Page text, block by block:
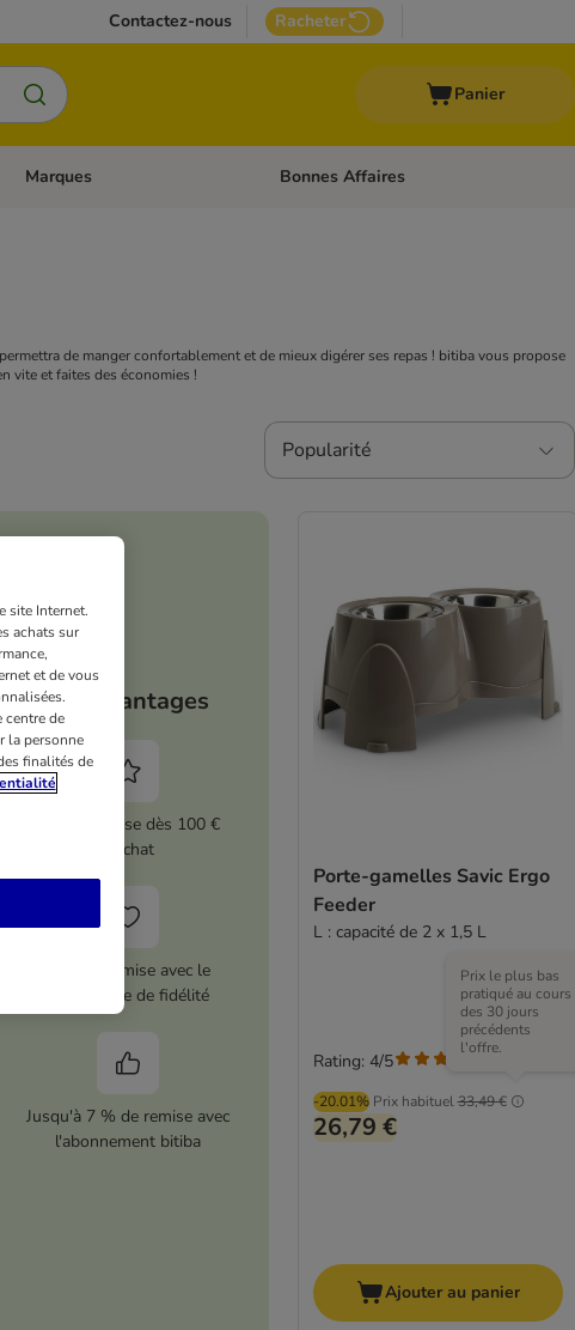
Contactez-nous Racheter
Panier
Dérouler les catégories: Médical
Marques Dérouler les catégories: Marques
Bonnes Affaires
de manger confortablement et de mieux digérer ses repas ! bitiba vous propose
vite et faites des économies !
Popularité
Vos avantages
5 % de remise dès 100 €
d'achat
12 € de remise avec le
programme de fidélité
Jusqu'à 7 % de remise avec
l'abonnement bitiba
Porte-gamelles Savic Ergo
Feeder
L : capacité de 2 x 1,5 L
-20.01% Prix habituel33,49 €
Prix le plus bas
pratiqué au cours
des 30 jours
précédents
l'offre.
26,79 €
Rating: 4/5
Ajouter au panier
site Internet.
achats sur
et de vous
centre de
la personne
finalités de